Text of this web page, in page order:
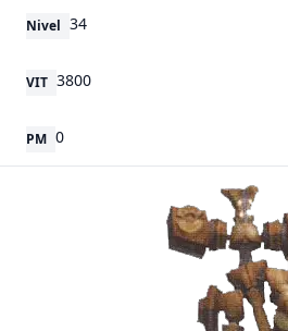
Nivel 34
VIT 3800
PM 0